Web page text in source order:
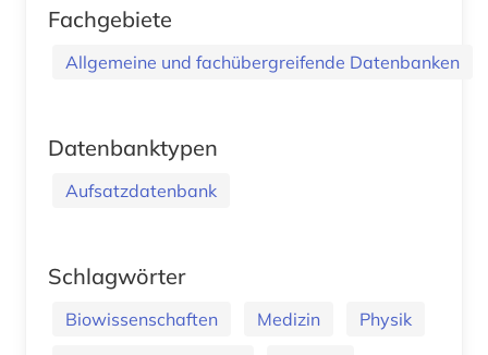
Fachgebiete
Allgemeine und fachübergreifende Datenbanken
Datenbanktypen
Aufsatzdatenbank
Schlagwörter
Biowissenschaften Medizin
Physik